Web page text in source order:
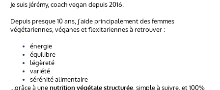
Je suis Jérémy, coach vegan depuis 2016.
Depuis presque 10 ans, j’aide principalement des femmes
végétariennes, véganes et flexitariennes à retrouver :
énergie
équilibre
légèreté
variété
sérénité alimentaire
…grâce à unenutrition végétale structurée , simple à suivre, et 100%